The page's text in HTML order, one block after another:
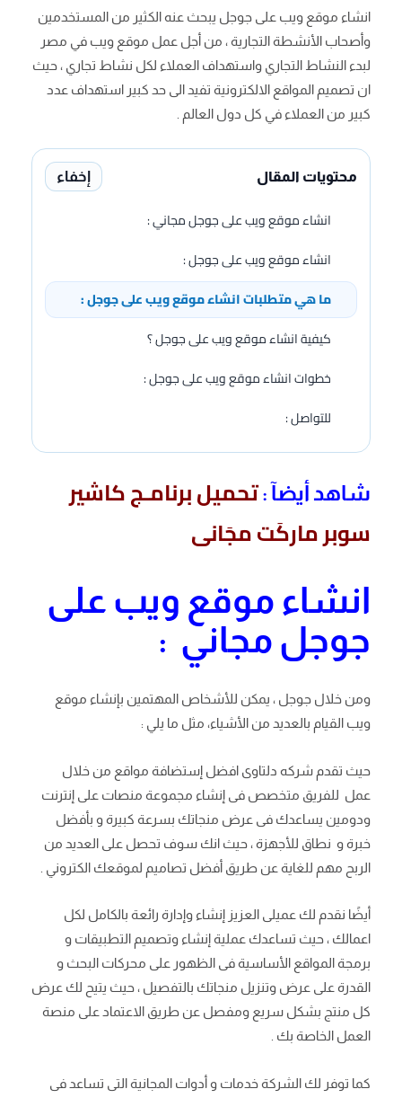
انشاء موقع ويب على جوجل يبحث عنه الكثير من المستخدمين
وأصحاب الأنشطة التجارية ، من أجل عمل موقع ويب في مصر
لبدء النشاط التجاري واستهداف العملاء لكل نشاط تجاري ، حيث
ان تصميم المواقع الالكترونية تفيد الى حد كبير استهداف عدد
كبير من العملاء في كل دول العالم .
محتويات المقال إخفاء
انشاء موقع ويب على جوجل مجاني :
انشاء موقع ويب على جوجل :
ما هي متطلبات انشاء موقع ويب على جوجل :
كيفية انشاء موقع ويب على جوجل ؟
خطوات انشاء موقع ويب على جوجل :
للتواصل :
شاهد أيضآ :تحميل برنامـج كاشير
سوبر ماركَت مجَانى
انشاء موقع ويب على
جوجل مجاني :
ومن خلال جوجل ، يمكن للأشخاص المهتمين بإنشاء موقع
ويب القيام بالعديد من الأشياء، مثل ما يلي :
حيث تقدم شركه دلتاوى افضل إستضافة مواقع من خلال
عمل للفريق متخصص فى إنشاء مجموعة منصات على إنترنت
ودومين يساعدك فى عرض منجاتك بسرعة كبيرة و بأفضل
خبرة و نطاق للأجهزة ، حيث انك سوف تحصل على العديد من
الربح مهم للغاية عن طريق أفضل تصاميم لموقعك الكتروني .
أيضًا نقدم لك عميلى العزيز إنشاء وإدارة رائعة بالكامل لكل
اعمالك ، حيث تساعدك عملية إنشاء وتصميم التطبيقات و
برمجة المواقع الأساسية فى الظهور على محركات البحث و
القدرة على عرض وتنزيل منجاتك بالتفصيل ، حيث يتيح لك عرض
كل منتج بشكل سريع ومفصل عن طريق الاعتماد على منصة
العمل الخاصة بك .
كما توفر لك الشركة خدمات و أدوات المجانية التى تساعد فى